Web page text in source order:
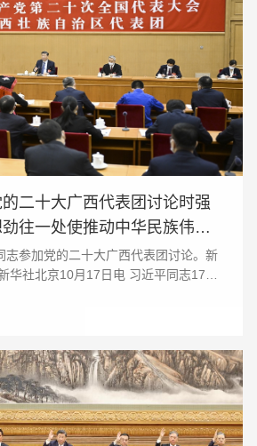
二十大广西代表团讨论时强
往一处使推动中华民族伟大
浪扬帆远航。
志参加党的二十大广西代表团讨论。新
10月17日电 习近平同志17日
国家事业的前进方向，是我